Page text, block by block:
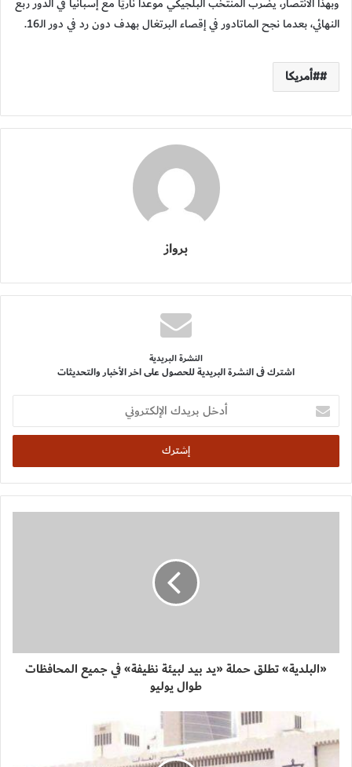
النهائي، بعدما نجح الماتادور في إقصاء البرتغال بهدف دون رد في دور الـ16.
#أمريكا
برواز
النشرة البريدية
اشترك فى النشرة البريدية للحصول على اخر الأخبار والتحديثات
أدخل
بريدك
الإلكتروني
«البلدية» تطلق حملة «يد بيد لبيئة نظيفة» في جميع المحافظات
طوال يوليو